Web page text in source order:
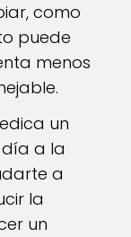
como
puede
menos
un
a la
a
la
un